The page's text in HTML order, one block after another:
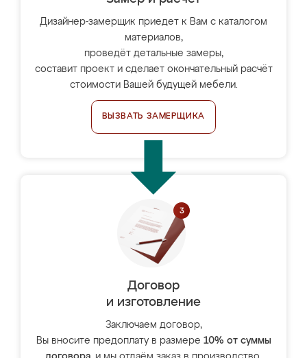
Дизайнер-замерщик приедет к Вам с каталогом
материалов,
проведёт детальные замеры,
составит проект и сделает окончательный расчёт
стоимости Вашей будущей мебели.
ВЫЗВАТЬ ЗАМЕРЩИКА
Договор
и изготовление
Заключаем договор,
Вы вносите предоплату в размере 10% от суммы